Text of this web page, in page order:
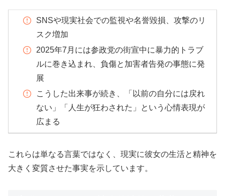
SNSや現実社会での監視や名誉毀損、攻撃のリ
スク増加
2025年7月には参政党の街宣中に暴力的トラブ
ルに巻き込まれ、負傷と加害者告発の事態に発
展
こうした出来事が続き、「以前の自分には戻れ
ない」「人生が狂わされた」という心情表現が
広まる
これらは単なる言葉ではなく、現実に彼女の生活と精神を
大きく変質させた事実を示しています。